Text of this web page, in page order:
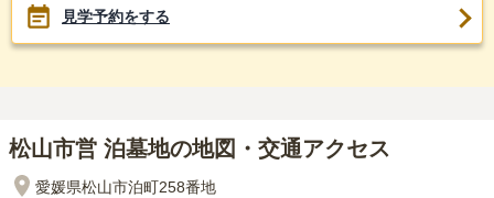
見学予約をする
松山市営 泊墓地の地図・交通アクセス
愛媛県松山市泊町258番地